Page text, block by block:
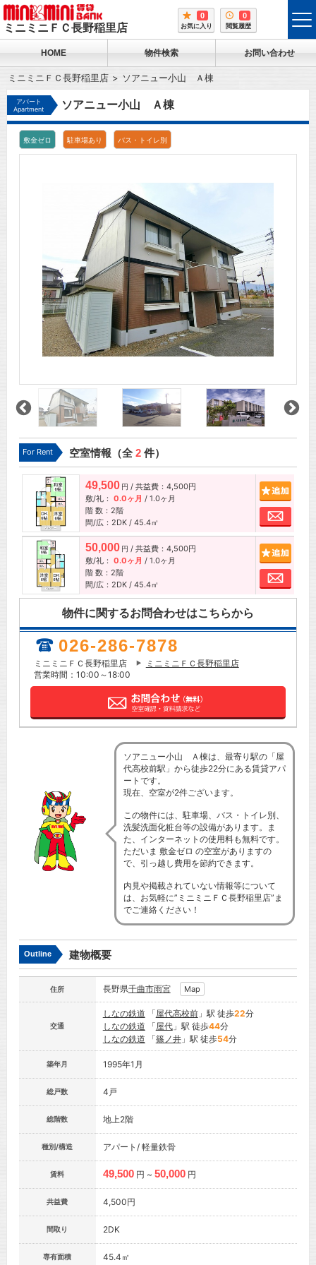
ミニミニＦＣ長野稲里店
0
お気に入り
0
閲覧履歴
HOME 物件検索 お問い合わせ
ミニミニＦＣ長野稲里店 ソアニュー小山 Ａ棟
アパート
Apartment
ソアニュー小山 Ａ棟
敷金ゼロ 駐車場あり バス・トイレ別
For Rent 空室情報（全2件）
49,500 円 / 共益費：4,500円
敷/礼： 0.0ヶ月 / 1.0ヶ月
階 数：2階
間/広：2DK / 45.4㎡
お問
50,000 円 / 共益費：4,500円
敷/礼： 0.0ヶ月 / 1.0ヶ月
階 数：2階
間/広：2DK / 45.4㎡
お問
物件に関するお問合わせはこちらから
026-286-7878
ミニミニＦＣ長野稲里店
ミニミニＦＣ長野稲里店
営業時間：10:00～18:00
ソアニュー小山 Ａ棟は、最寄り駅の「屋
代高校前駅」から徒歩22分にある賃貸アパ
ートです。
現在、空室が2件ございます。
この物件には、駐車場、バス・トイレ別、
洗髪洗面化粧台等の設備があります。ま
た、インターネットの使用料も無料です。
ただいま 敷金ゼロ の空室がありますの
で、引っ越し費用を節約できます。
内見や掲載されていない情報等について
は、お気軽に”ミニミニＦＣ長野稲里店”ま
でご連絡ください！
Outline 建物概要
住所 長野県千曲市雨宮 Map
交通
しなの鉄道 「屋代高校前」駅 徒歩22分
しなの鉄道 「屋代」駅 徒歩44分
しなの鉄道 「篠ノ井」駅 徒歩54分
築年月 1995年1月
総戸数 4戸
総階数 地上2階
種別/構造 アパート/ 軽量鉄骨
賃料 49,500 円 ~ 50,000 円
共益費 4,500円
間取り 2DK
専有面積 45.4㎡